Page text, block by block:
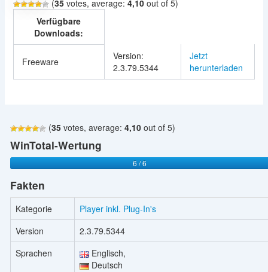
(35votes, average: 4,10out of 5)
Verfügbare
Downloads:
Freeware
Version:
2.3.79.5344
Jetzt
herunterladen
(35votes, average: 4,10out of 5)
WinTotal-Wertung
6 / 6
Fakten
Kategorie
Player inkl. Plug-In's
Version
2.3.79.5344
Sprachen
Englisch,
Deutsch